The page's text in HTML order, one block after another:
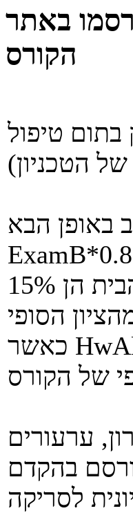
באתר
הקורס
בתום טיפול
כלומר, המבחן הוא 85% מהציון הסופי, ועבודות הבית הן 15%